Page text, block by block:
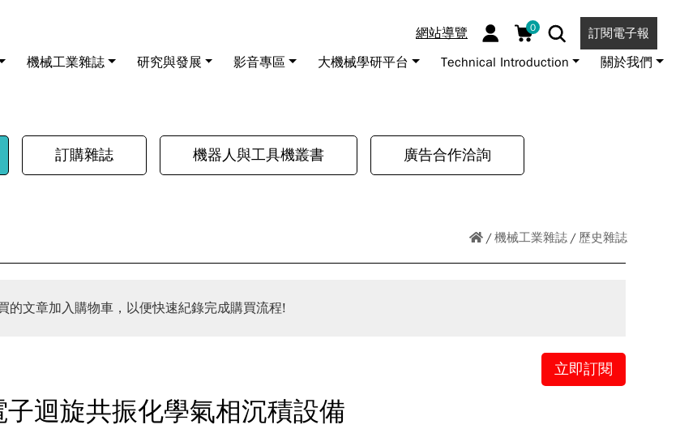
網站導覽 0 訂閱電子報
機械工業雜誌 研究與發展 影音專區 大機械學研平台 Technical Introduction 關於我們
訂購雜誌 機器人與工具機叢書 廣告合作洽詢
機械工業雜誌 歷史雜誌
的文章加入購物車，以便快速紀錄完成購買流程!
立即訂閱
迴旋共振化學氣相沉積設備